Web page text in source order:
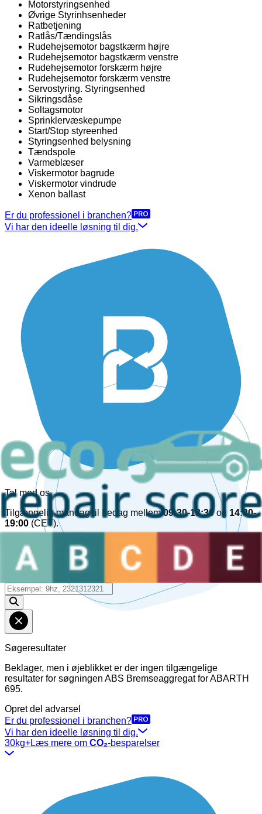
Motorstyringsenhed
Øvrige Styrinhsenheder
Ratbetjening
Ratlås/Tændingslås
Rudehejsemotor bagstkærm højre
Rudehejsemotor bagstkærm venstre
Rudehejsemotor forskærm højre
Rudehejsemotor forskærm venstre
Servostyring. Styringsenhed
Sikringsdåse
Soltagsmotor
Sprinklervæskepumpe
Start/Stop styreenhed
Styringsenhed belysning
Tændspole
Varmeblæser
Viskermotor bagrude
Viskermotor vindrude
Xenon ballast
Er du professionel i branchen?
Vi har den ideelle løsning til dig.
Tal med os
Tilgængelig mandag til fredag mellem09:30-13:30og 14:30-
19:00 (CET).
Chat online!
30kg+Læs mere om -besparelser
Søgeresultater
Beklager, men i øjeblikket er der ingen tilgængelige
resultater for søgningen ABS BremseaggregatforABARTH
695.
Opret del advarsel
Er du professionel i branchen?
Vi har den ideelle løsning til dig.
30kg+Læs mere om CO₂-besparelser